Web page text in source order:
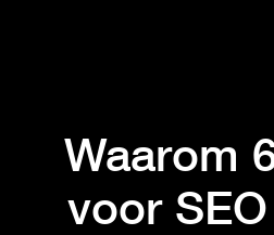
Waarom
voor